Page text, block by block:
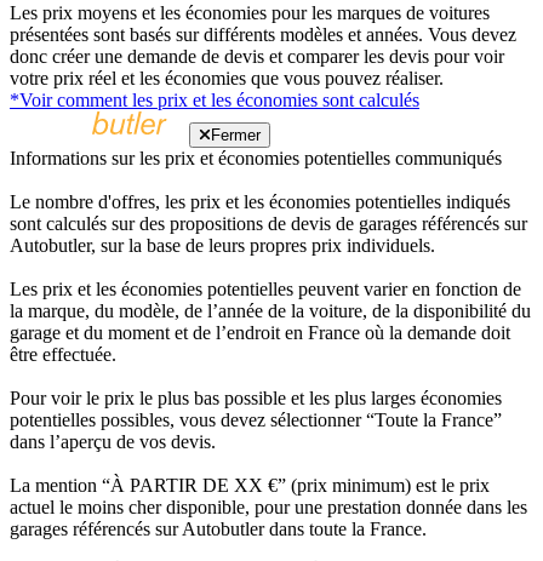
Les prix moyens et les économies pour les marques de voitures
présentées sont basés sur différents modèles et années. Vous devez
donc créer une demande de devis et comparer les devis pour voir
votre prix réel et les économies que vous pouvez réaliser.
*Voir comment les prix et les économies sont calculés
Fermer
Informations sur les prix et économies potentielles communiqués
Le nombre d'offres, les prix et les économies potentielles indiqués
sont calculés sur des propositions de devis de garages référencés sur
Autobutler, sur la base de leurs propres prix individuels.
Les prix et les économies potentielles peuvent varier en fonction de
la marque, du modèle, de l’année de la voiture, de la disponibilité du
garage et du moment et de l’endroit en France où la demande doit
être effectuée.
Pour voir le prix le plus bas possible et les plus larges économies
potentielles possibles, vous devez sélectionner “Toute la France”
dans l’aperçu de vos devis.
La mention “À PARTIR DE XX €” (prix minimum) est le prix
actuel le moins cher disponible, pour une prestation donnée dans les
garages référencés sur Autobutler dans toute la France.